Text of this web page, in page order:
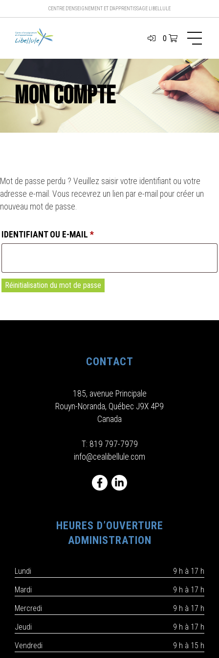
CENTRE D'ENSEIGNEMENT ET D'APPRENTISSAGE LIBELLULE
0
Mon compte
Mot de passe perdu ? Veuillez saisir votre identifiant ou votre
adresse e-mail. Vous recevrez un lien par e-mail pour créer un
nouveau mot de passe.
IDENTIFIANT OU E-MAIL *OBLIGATOIRE
Réinitialisation du mot de passe
CONTACT
185, avenue Principale
Rouyn-Noranda, Québec J9X 4P9
Canada
T: 819 797-7979
info@cealibellule.com
HEURES D’OUVERTURE
ADMINISTRATION
Lundi
9 h à 17 h
Mardi
9 h à 17 h
Mercredi
9 h à 17 h
Jeudi
9 h à 17 h
Vendredi
9 h à 15 h